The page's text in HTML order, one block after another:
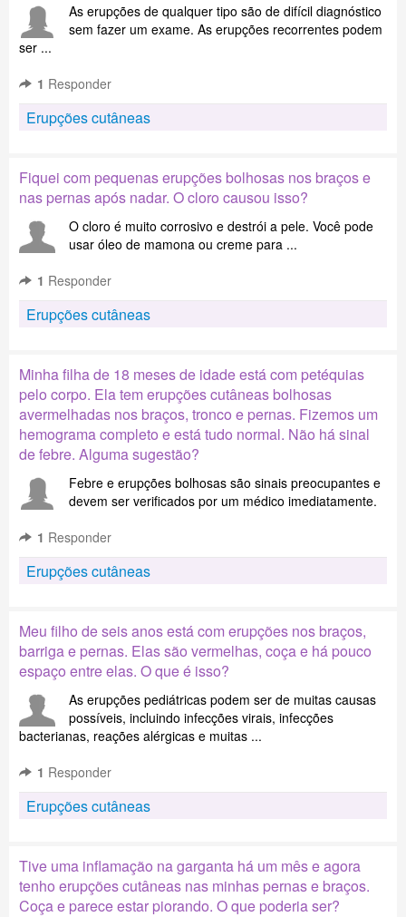
As erupções de qualquer tipo são de difícil diagnóstico
sem fazer um exame. As erupções recorrentes podem
ser ...
1 Responder
Erupções cutâneas
Fiquei com pequenas erupções bolhosas nos braços e
nas pernas após nadar. O cloro causou isso?
O cloro é muito corrosivo e destrói a pele. Você pode
usar óleo de mamona ou creme para ...
1 Responder
Erupções cutâneas
Minha filha de 18 meses de idade está com petéquias
pelo corpo. Ela tem erupções cutâneas bolhosas
avermelhadas nos braços, tronco e pernas. Fizemos um
hemograma completo e está tudo normal. Não há sinal
de febre. Alguma sugestão?
Febre e erupções bolhosas são sinais preocupantes e
devem ser verificados por um médico imediatamente.
1 Responder
Erupções cutâneas
Meu filho de seis anos está com erupções nos braços,
barriga e pernas. Elas são vermelhas, coça e há pouco
espaço entre elas. O que é isso?
As erupções pediátricas podem ser de muitas causas
possíveis, incluindo infecções virais, infecções
bacterianas, reações alérgicas e muitas ...
1 Responder
Erupções cutâneas
Tive uma inflamação na garganta há um mês e agora
tenho erupções cutâneas nas minhas pernas e braços.
Coça e parece estar piorando. O que poderia ser?